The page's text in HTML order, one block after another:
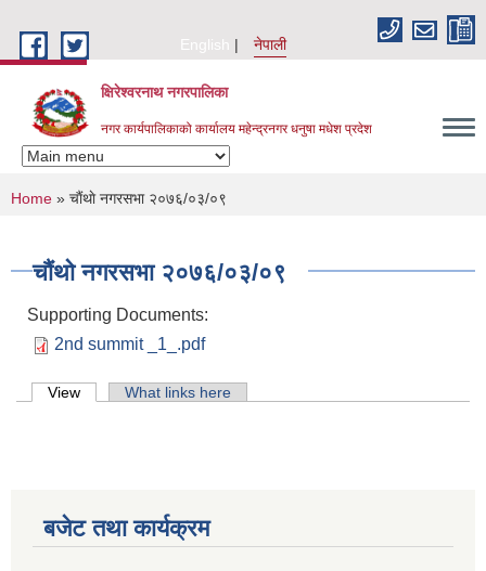
English
नेपाली
क्षिरेश्वरनाथ नगरपालिका
नगर कार्यपालिकाको कार्यालय महेन्द्रनगर धनुषा मधेश प्रदेश
You are here
Home » चाैंथाे नगरसभा २०७६/०३/०९
चाैंथाे नगरसभा २०७६/०३/०९
Supporting Documents:
2nd summit _1_.pdf
Primary tabs
View (active tab)What links here
बजेट तथा कार्यक्रम